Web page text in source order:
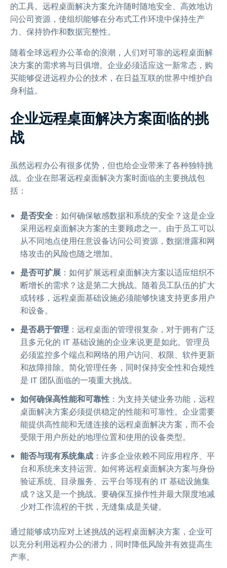
的工具。远程桌面解决方案允许随时随地安全、高效地访
问公司资源，使组织能够在分布式工作环境中保持生产
力、保持协作和数据完整性。
随着全球远程办公革命的浪潮，人们对可靠的远程桌面解
决方案的需求将与日俱增。企业必须适应这一新常态，购
买能够促进远程办公的技术，在日益互联的世界中维护自
身利益。
企业远程桌面解决方案面临的挑
战
虽然远程办公有很多优势，但也给企业带来了各种独特挑
战。企业在部署远程桌面解决方案时面临的主要挑战包
括：
是否安全 ：如何确保敏感数据和系统的安全？这是企业
采用远程桌面解决方案的主要顾虑之一。由于员工可以
从不同地点使用任意设备访问公司资源，数据泄露和网
络攻击的风险也随之增加。
是否可扩展 ：如何扩展远程桌面解决方案以适应组织不
断增长的需求？这是第二大挑战。随着员工队伍的扩大
或转移，远程桌面基础设施必须能够快速支持更多用户
和设备。
是否易于管理 ：远程桌面的管理很复杂，对于拥有广泛
且多元化的 IT 基础设施的企业来说更是如此。管理员
必须监控多个端点和网络的用户访问、权限、软件更新
和故障排除。简化管理任务，同时保持安全性和合规性
是 IT 团队面临的一项重大挑战。
如何确保高性能和可靠性 ：为支持关键业务功能，远程
桌面解决方案必须提供稳定的性能和可靠性。企业需要
能提供高性能和无缝连接的远程桌面解决方案，而不会
受限于用户所处的地理位置和使用的设备类型。
能否与现有系统集成 ：许多企业依赖不同应用程序、平
台和系统来支持运营。如何将远程桌面解决方案与身份
验证系统、目录服务、云平台等现有的 IT 基础设施集
成？这又是一个挑战。要确保互操作性并最大限度地减
少对工作流程的干扰，无缝集成是关键。
通过能够成功应对上述挑战的远程桌面解决方案，企业可
以充分利用远程办公的潜力，同时降低风险并有效提高生
产率。